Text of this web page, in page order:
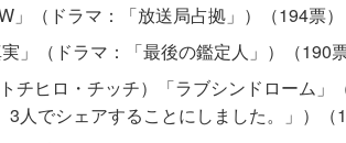
」（ドラマ：「放送局占拠」）（194票）
」（ドラマ：「最後の鑑定人」）（190票
チヒロ・チッチ）「ラブシンドローム」
人でシェアすることにしました。」）（